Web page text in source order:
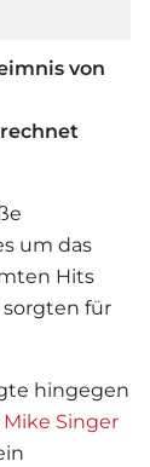
von
um das
Hits
für
hingegen
Mike Singer